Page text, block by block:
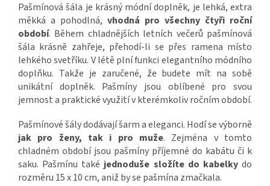
Pašmínová šála je krásný módní doplněk, je lehká, extra
měkká a pohodlná, vhodná pro všechny čtyři roční
období. Během chladnějších letních večerů pašmínová
šála krásně zahřeje, přehodí-li se přes ramena místo
lehkého svetříku. V létě plní funkci elegantního módního
doplňku. Takže je zaručené, že budete mít na sobě
unikátní doplněk. Pašmíny jsou oblíbené pro svou
jemnost a praktické využití v kterémkoliv ročním období.
Pašmínové šály dodávají šarm a eleganci. Hodí se výborně
jak pro ženy, tak i pro muže. Zejména v tomto
chladném období jsou pašmíny příjemné do kabátu či k
saku. Pašmínu také jednoduše složíte do kabelkydo
rozměru 15 x 10 cm, aniž by se pašmína zmačkala.